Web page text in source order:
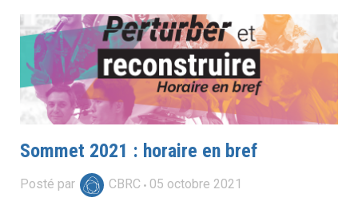
Sommet 2021 : horaire en bref
Posté par CBRC 05 octobre 2021